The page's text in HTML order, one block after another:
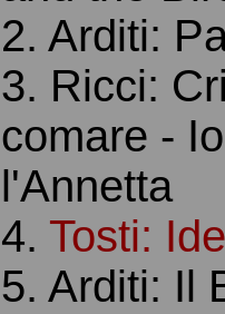
2. Arditi:
3. Ricci:
comare -
l'Annetta
4. Tosti:
5. Arditi: Il